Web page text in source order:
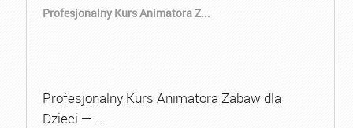
Profesjonalny Kurs Animatora Z...
Profesjonalny Kurs Animatora Zabaw dla
Dzieci — …